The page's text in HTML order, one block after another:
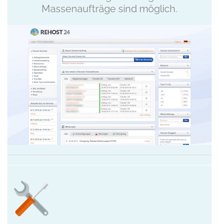
Massenaufträge sind möglich.